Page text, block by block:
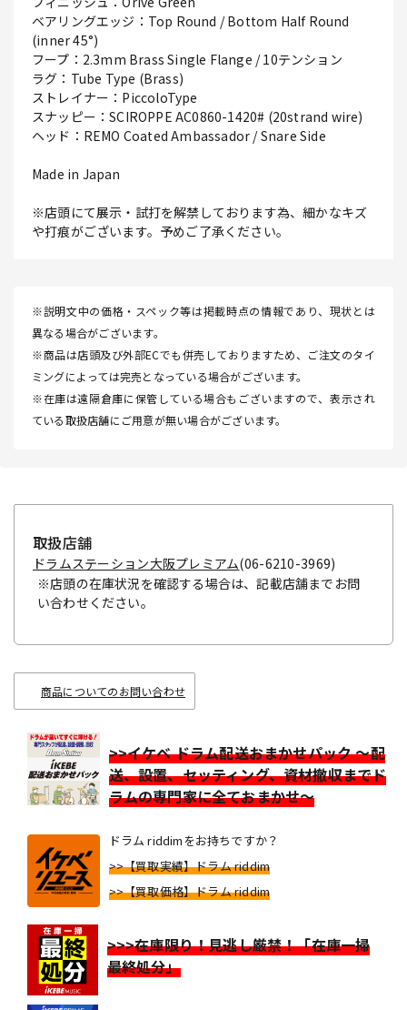
ベアリングエッジ：Top Round / Bottom Half Round
(inner 45°)
フープ：2.3mm Brass Single Flange / 10テンション
ラグ：Tube Type (Brass)
ストレイナー：PiccoloType
スナッピー：SCIROPPE AC0860-1420# (20strand wire)
ヘッド：REMO Coated Ambassador / Snare Side
Made in Japan
※店頭にて展示・試打を解禁しております為、細かなキズ
や打痕がございます。予めご了承ください。
※説明文中の価格・スペック等は掲載時点の情報であり、現状とは
異なる場合がございます。
※商品は店頭及び外部ECでも併売しておりますため、ご注文のタイ
ミングによっては完売となっている場合がございます。
※在庫は遠隔倉庫に保管している場合もございますので、表示され
ている取扱店舗にご用意が無い場合がございます。
取扱店舗
ドラムステーション大阪プレミアム(06-6210-3969)
※店頭の在庫状況を確認する場合は、記載店舗までお問
い合わせください。
商品についてのお問い合わせ
>>イケベ ドラム配送おまかせパック ～配
送、設置、セッティング、資材撤収までド
ラムの専門家に全ておまかせ～
ドラム riddimをお持ちですか？
>>【買取実績】ドラム riddim
>>【買取価格】ドラム riddim
>>>在庫限り！見逃し厳禁！「在庫一掃
最終処分」